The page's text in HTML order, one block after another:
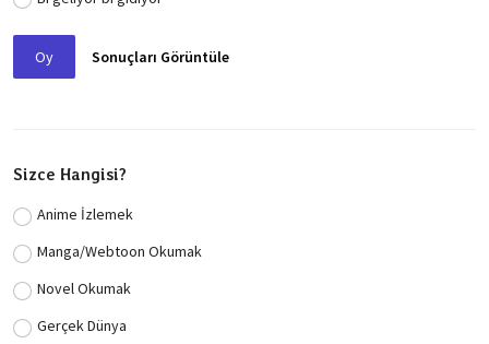
Oy Sonuçları Görüntüle
Sizce Hangisi?
Anime İzlemek
Manga/Webtoon Okumak
Novel Okumak
Gerçek Dünya